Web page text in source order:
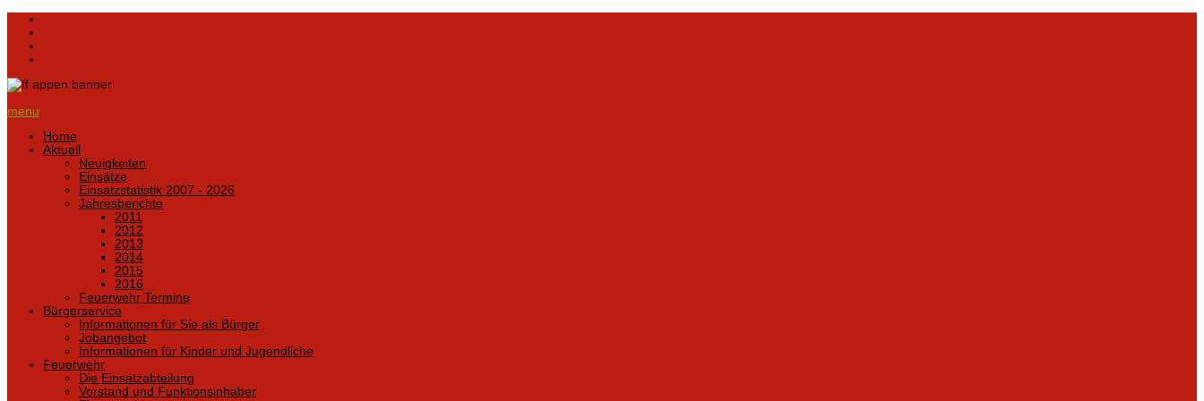
menu
Home
Aktuell
Neuigkeiten
Einsätze
Einsatzstatistik 2007 - 2026
Jahresberichte
2011
2012
2013
2014
2015
2016
Feuerwehr Termine
Bürgerservice
Informationen für Sie als Bürger
Jobangebot
Informationen für Kinder und Jugendliche
Feuerwehr
Die Einsatzabteilung
Vorstand und Funktionsinhaber